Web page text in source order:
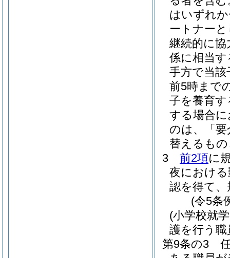
はいずれ
ートナー
継続的に
係に相当
手方で当
前5時まで
子を養育
する場合
のは、「
替えるも
3
前2項に
夜におけ
認を得て
(令5条
(小学校就
護を行う
第9条の3